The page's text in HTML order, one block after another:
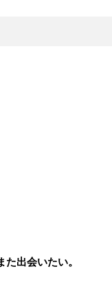
出会いたい。